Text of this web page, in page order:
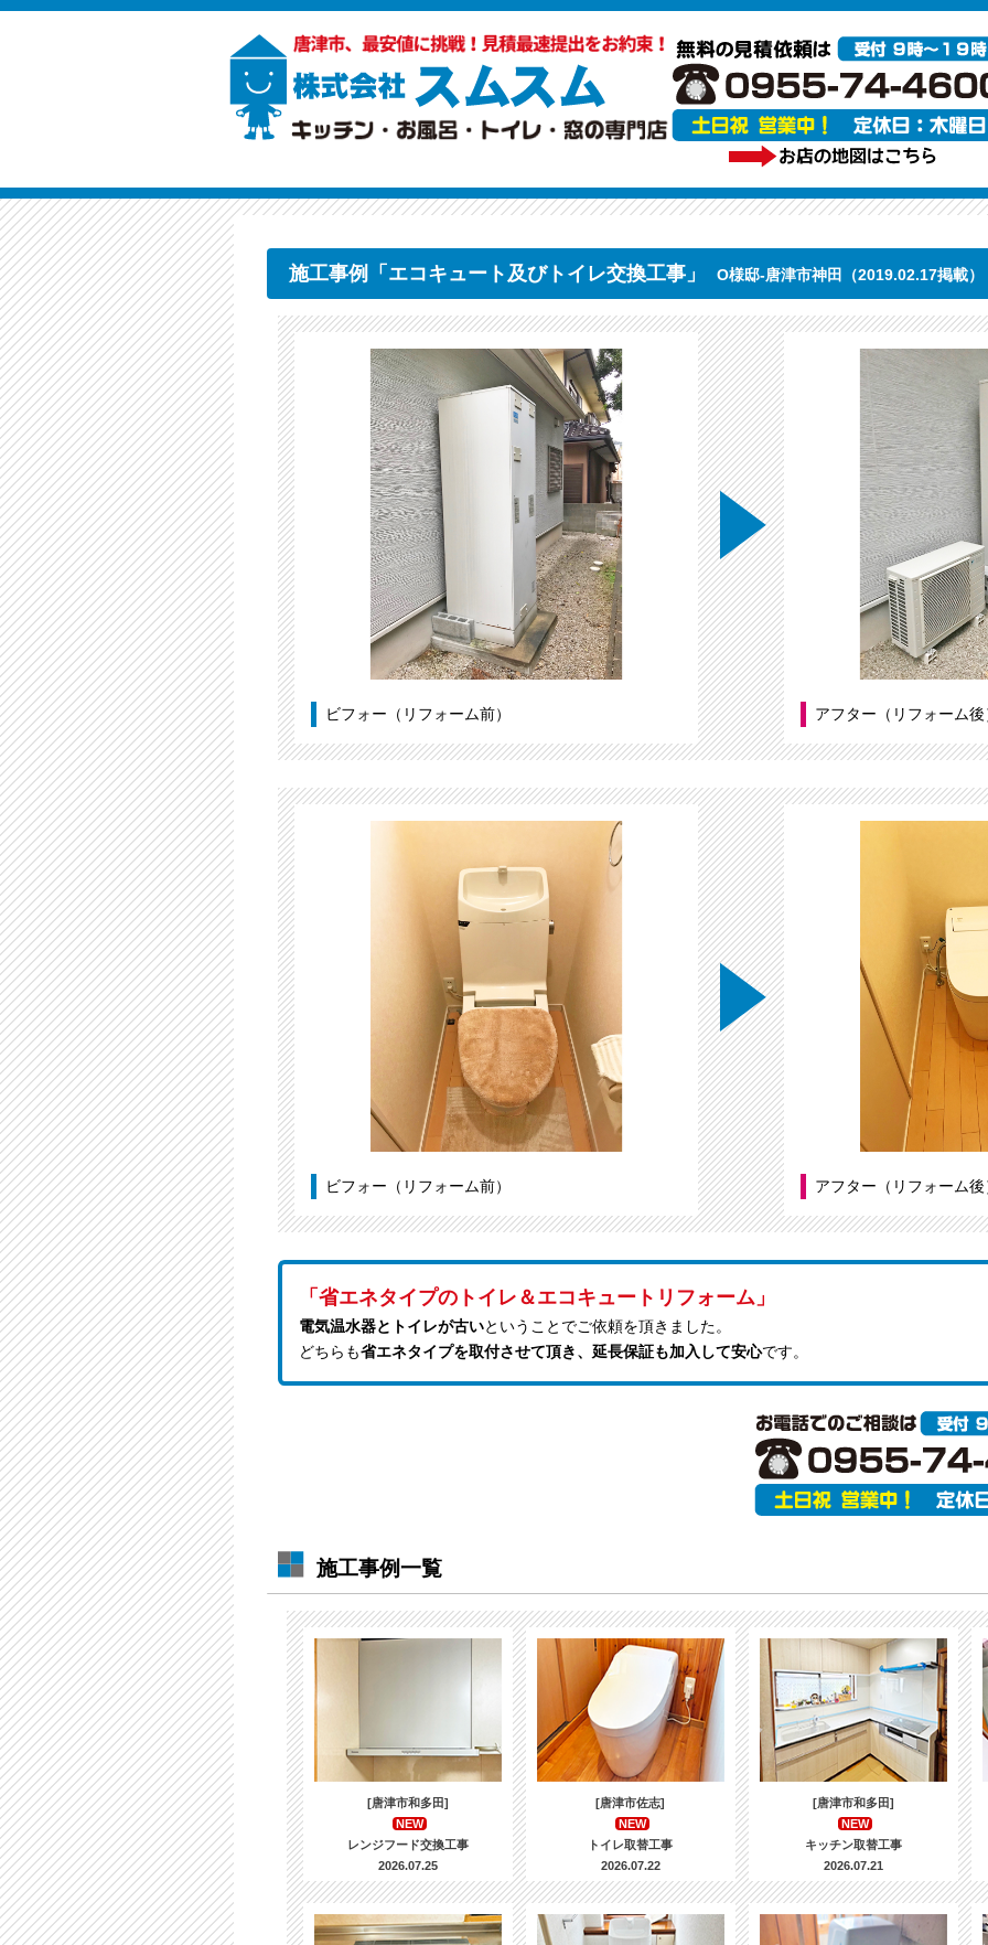
施工事例「エコキュート及びトイレ交換工事」 O様邸-唐津市神田（2019.02.17掲載）
ビフォー（リフォーム前） アフター（リフォーム後
ビフォー（リフォーム前） アフター（リフォーム後
「省エネタイプのトイレ＆エコキュートリフォーム」
電気温水器とトイレが古いということでご依頼を頂きました。
どちらも省エネタイプを取付させて頂き、延長保証も加入して安心です。
施工事例一覧
[唐津市和多田]
NEW
レンジフード交換工事
2026.07.25
[唐津市佐志]
NEW
トイレ取替工事
2026.07.22
[唐津市和多田]
NEW
キッチン取替工事
2026.07.21